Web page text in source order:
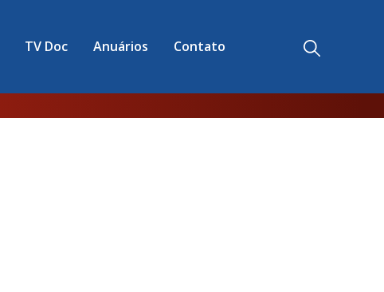
TV Doc Anuários Contato